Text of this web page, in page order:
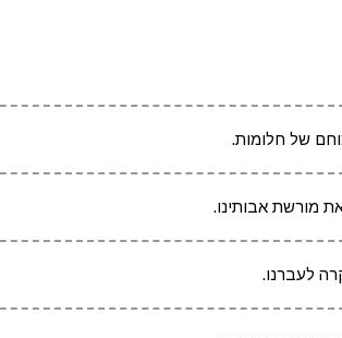
של חלומות.
מורשת אבותינו.
לעברנו.